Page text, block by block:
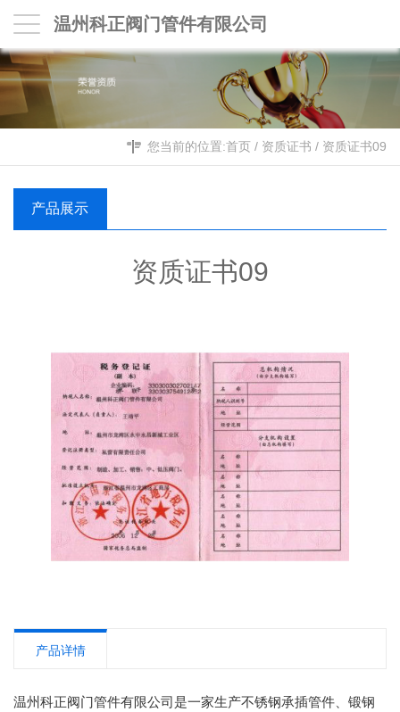
温州科正阀门管件有限公司
您当前的位置:首页 / 资质证书 / 资质证书09
产品展示
资质证书09
产品详情
温州科正阀门管件有限公司是一家生产不锈钢承插管件、锻钢